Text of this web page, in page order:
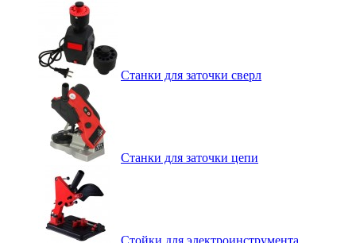
Станки для заточки сверл
Станки для заточки цепи
Стойки для электроинструмента